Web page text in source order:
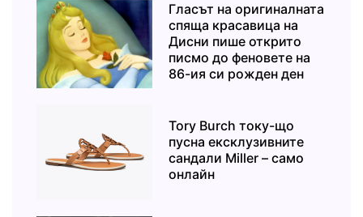
Гласът на оригиналната
спяща красавица на
Дисни пише открито
писмо до феновете на
86-ия си рожден ден
Tory Burch току-що
пусна ексклузивните
сандали Miller – само
онлайн